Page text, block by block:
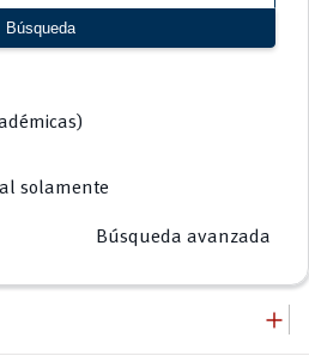
Búsqueda
solamente
Búsqueda avanzada
add